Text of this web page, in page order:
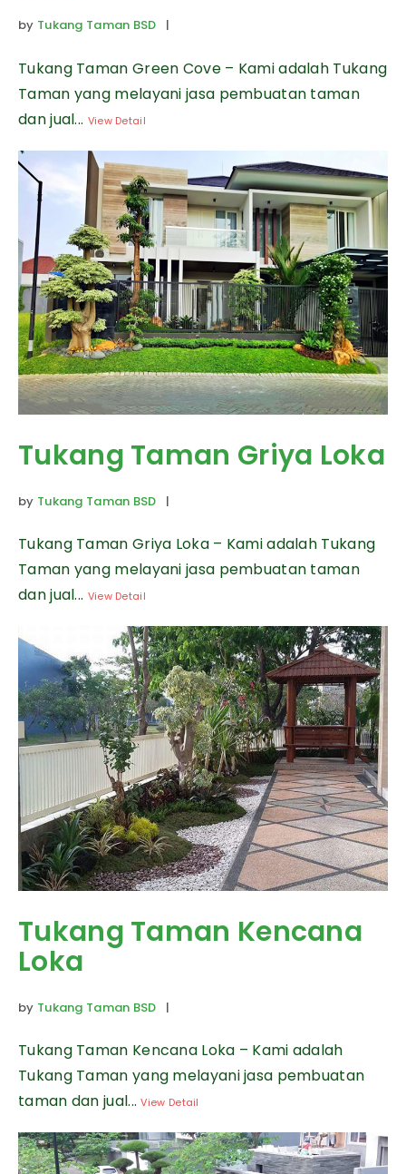
by Tukang Taman BSD |
Tukang Taman Green Cove – Kami adalah Tukang
Taman yang melayani jasa pembuatan taman
dan jual... View Detail
Tukang Taman Griya Loka
by Tukang Taman BSD |
Tukang Taman Griya Loka – Kami adalah Tukang
Taman yang melayani jasa pembuatan taman
dan jual... View Detail
Tukang Taman Kencana
Loka
by Tukang Taman BSD |
Tukang Taman Kencana Loka – Kami adalah
Tukang Taman yang melayani jasa pembuatan
taman dan jual...View Detail